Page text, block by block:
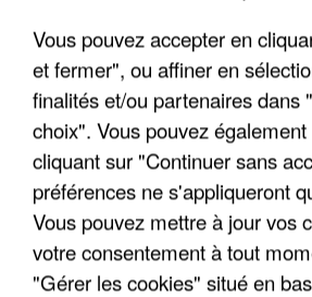
UN SECOND CADRE DE LA DZ
INTERPELLÉ EN ALGÉRIE
Vous pouvez accepter en
et fermer", ou affiner en
finalités et/ou partenaires dans
choix". Vous pouvez
cliquant sur "Continuer sans
préférences ne s'appliqueront
Vous pouvez mettre à jour vos
votre consentement à tout
"Gérer les cookies" situé en